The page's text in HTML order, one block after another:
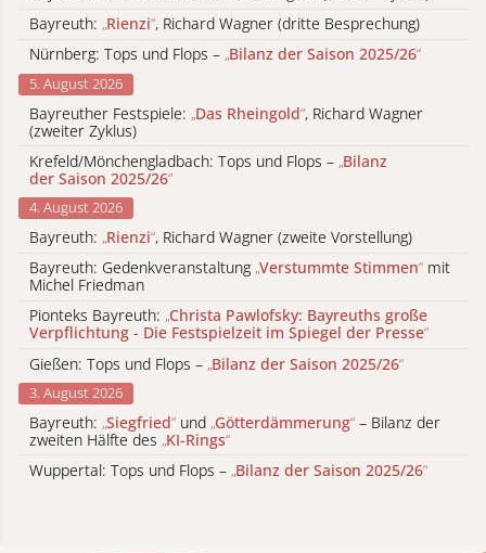
Bayreuth: „Rienzi“, Richard Wagner (dritte Besprechung)
Nürnberg: Tops und Flops – „Bilanz der Saison 2025/26“
5. August 2026
Bayreuther Festspiele: „Das Rheingold“, Richard Wagner
(zweiter Zyklus)
Krefeld/Mönchengladbach: Tops und Flops – „Bilanz
der Saison 2025/26“
4. August 2026
Bayreuth: „Rienzi“, Richard Wagner (zweite Vorstellung)
Bayreuth: Gedenkveranstaltung „Verstummte Stimmen“ mit
Michel Friedman
Pionteks Bayreuth: „Christa Pawlofsky: Bayreuths große
Verpflichtung - Die Festspielzeit im Spiegel der Presse“
Gießen: Tops und Flops – „Bilanz der Saison 2025/26“
3. August 2026
Bayreuth: „Siegfried“ und „Götterdämmerung“ – Bilanz der
zweiten Hälfte des „KI-Rings“
Wuppertal: Tops und Flops – „Bilanz der Saison 2025/26“